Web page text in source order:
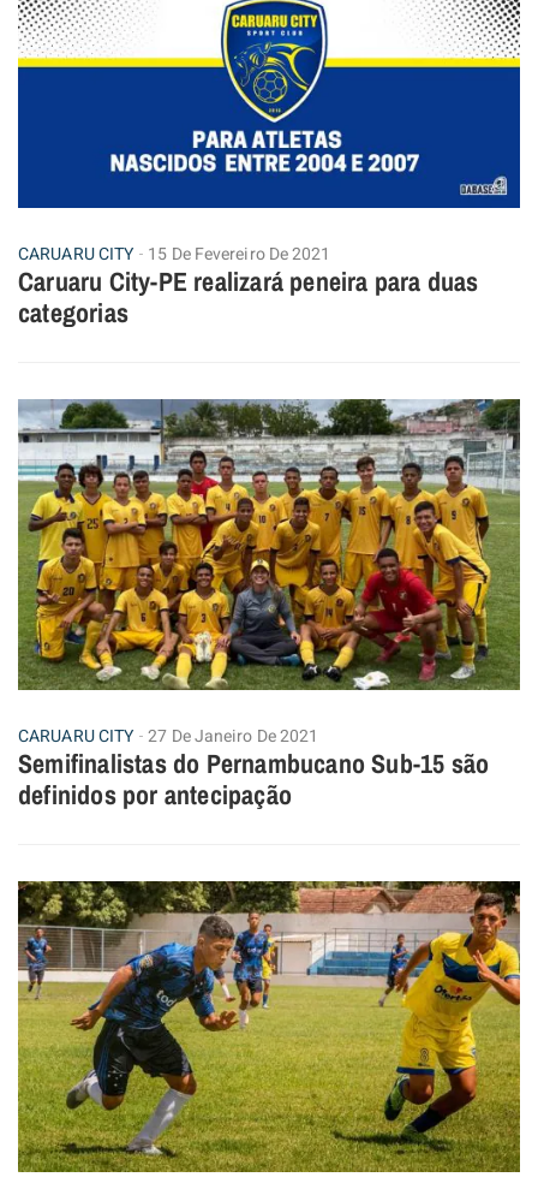
CARUARU CITY 15 De Fevereiro De 2021
Caruaru City-PE realizará peneira para duas
categorias
CARUARU CITY 27 De Janeiro De 2021
Semifinalistas do Pernambucano Sub-15 são
definidos por antecipação